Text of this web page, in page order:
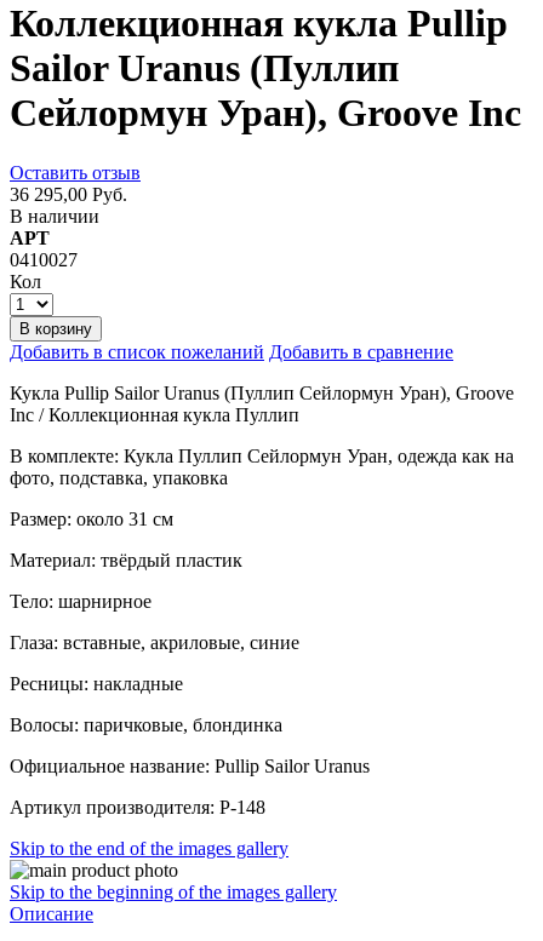
Коллекционная кукла Pullip
Sailor Uranus (Пуллип
Сейлормун Уран), Groove Inc
Оставить отзыв
36 295,00 Руб.
В наличии
АРТ
0410027
Кол
В корзину
Добавить в список пожеланий Добавить в сравнение
Кукла Pullip Sailor Uranus (Пуллип Сейлормун Уран), Groove
Inc / Коллекционная кукла Пуллип
В комплекте: Кукла Пуллип Сейлормун Уран, одежда как на
фото, подставка, упаковка
Размер: около 31 см
Материал: твёрдый пластик
Тело: шарнирное
Глаза: вставные, акриловые, синие
Ресницы: накладные
Волосы: паричковые, блондинка
Официальное название: Pullip Sailor Uranus
Артикул производителя: P-148
Skip to the end of the images gallery
Skip to the beginning of the images gallery
Описание